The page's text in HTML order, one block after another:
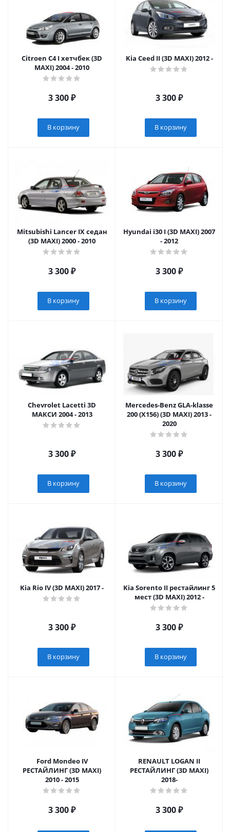
Citroen C4 I хетчбек (3D
MAXI) 2004 - 2010
3 300₽
В корзину
Kia Ceed II (3D MAXI) 2012 -
3 300₽
В корзину
Mitsubishi Lancer IX седан
(3D MAXI) 2000 - 2010
3 300₽
В корзину
Hyundai i30 I (3D MAXI) 2007
- 2012
3 300₽
В корзину
Chevrolet Lacetti 3D
МАКСИ 2004 - 2013
3 300₽
В корзину
Mercedes-Benz GLA-klasse
200 (X156) (3D MAXI) 2013 -
2020
3 300₽
В корзину
Kia Rio IV (3D MAXI) 2017 -
3 300₽
В корзину
Kia Sorento II рестайлинг 5
мест (3D MAXI) 2012 -
3 300₽
В корзину
Ford Mondeo IV
РЕСТАЙЛИНГ (3D MAXI)
2010 - 2015
3 300₽
RENAULT LOGAN II
РЕСТАЙЛИНГ (3D MAXI)
2018-
3 300₽